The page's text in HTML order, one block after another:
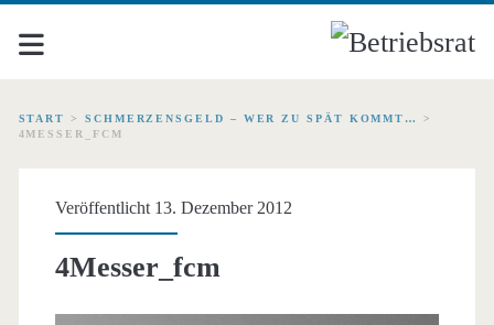
START > SCHMERZENSGELD – WER ZU SPÄT KOMMT…
>
4MESSER_FCM
Veröffentlicht 13. Dezember 2012
4Messer_fcm